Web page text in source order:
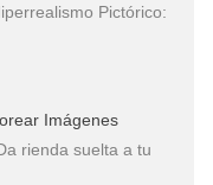
Pictórico:
Imágenes
rienda suelta a tu